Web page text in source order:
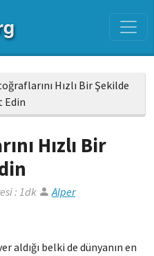
Hızlı Bir Şekilde
Edin
Hızlı Bir
: 1dk Alper
aldığı belki de dünyanın en